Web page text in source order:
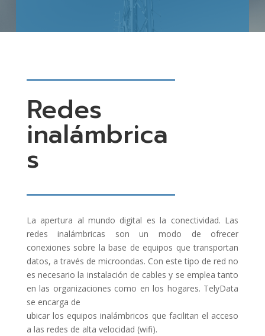
Redes
inalámbrica
s
La apertura al mundo digital es la conectividad. Las
redes inalámbricas son un modo de ofrecer
conexiones sobre la base de equipos que transportan
datos, a través de microondas. Con este tipo de red no
es necesario la instalación de cables y se emplea tanto
en las organizaciones como en los hogares. TelyData
se encarga de
ubicar los equipos inalámbricos que facilitan el acceso
a las redes de alta velocidad (wifi).